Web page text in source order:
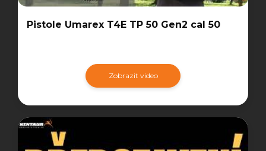
Pistole Umarex T4E TP 50 Gen2 cal 50
Zobrazit video